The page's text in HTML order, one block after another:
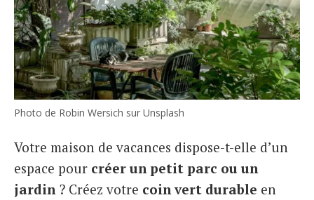
Photo de Robin Wersich sur Unsplash
Votre maison de vacances dispose-t-elle d’un
espace pour créer un petit parc ou un
jardin ? Créez votre coin vert durable en